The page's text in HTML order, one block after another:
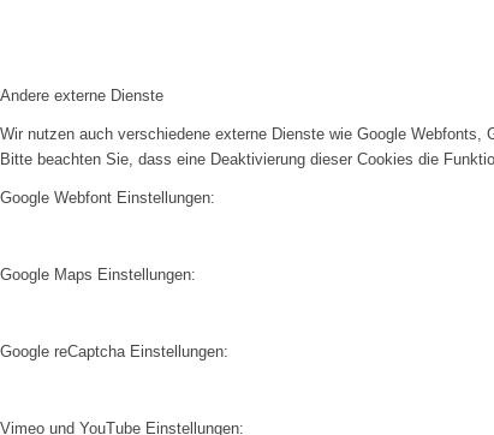
Andere externe Dienste
Wir nutzen auch verschiedene externe Dienste wie Google Webfonts,
Bitte beachten Sie, dass eine Deaktivierung dieser Cookies die
Google Webfont Einstellungen:
Google Maps Einstellungen:
Google reCaptcha Einstellungen:
Vimeo und YouTube Einstellungen: